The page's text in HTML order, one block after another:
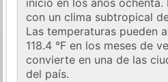
inició en los años ochenta.
con un clima subtropical
Las temperaturas pueden
118.4 °F en los meses de
convierte en una de las
del país.